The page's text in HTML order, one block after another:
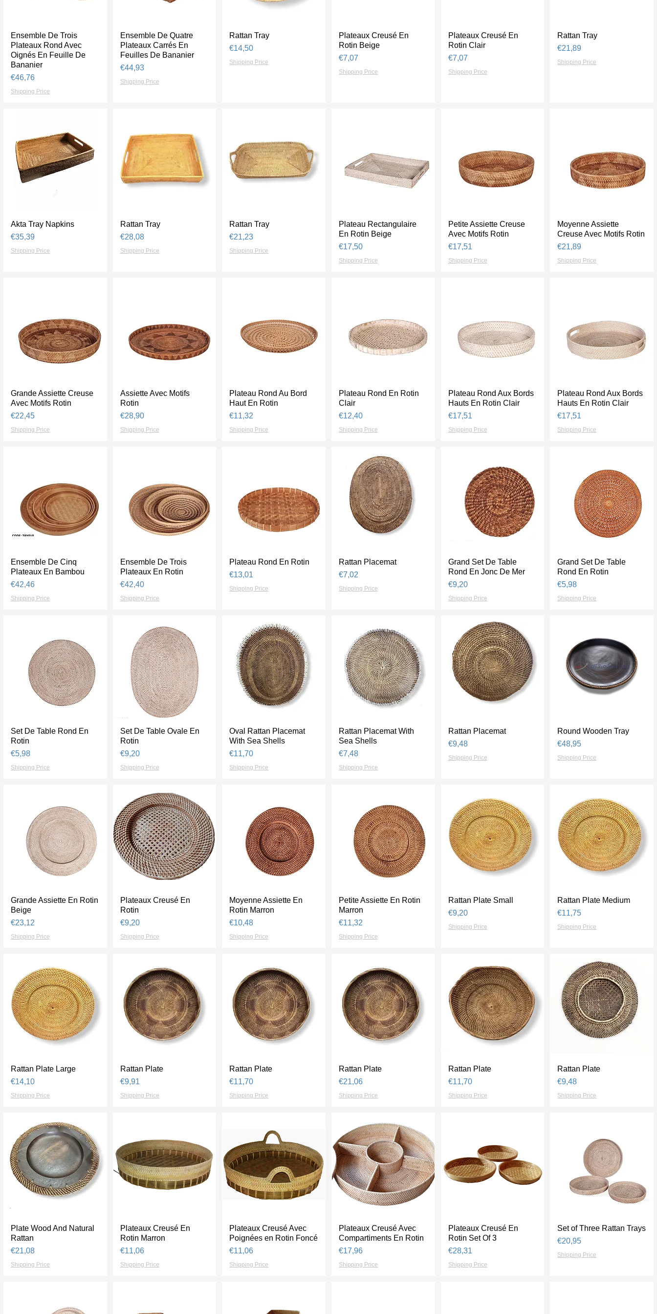
Tampilan Cepat
Ensemble De Trois
Plateaux Rond Avec
Oignés En Feuille De
Bananier
Harga
€46,76
Shipping Price
Tampilan Cepat
Ensemble De Quatre
Plateaux Carrés En
Feuilles De Bananier
Harga
€44,93
Shipping Price
Tampilan Cepat
Rattan Tray
Harga
€14,50
Shipping Price
Tampilan Cepat
Plateaux Creusé En
Rotin Beige
Harga
€7,07
Shipping Price
Tampilan Cepat
Plateaux Creusé En
Rotin Clair
Harga
€7,07
Shipping Price
Tampilan Cepat
Rattan Tray
Harga
€21,89
Shipping Price
Tampilan Cepat
Akta Tray Napkins
Harga
€35,39
Shipping Price
Tampilan Cepat
Rattan Tray
Harga
€28,08
Shipping Price
Tampilan Cepat
Rattan Tray
Harga
€21,23
Shipping Price
Tampilan Cepat
Plateau Rectangulaire
En Rotin Beige
Harga
€17,50
Shipping Price
Tampilan Cepat
Petite Assiette Creuse
Avec Motifs Rotin
Harga
€17,51
Shipping Price
Tampilan Cepat
Moyenne Assiette
Creuse Avec Motifs Rotin
Harga
€21,89
Shipping Price
Tampilan Cepat
Grande Assiette Creuse
Avec Motifs Rotin
Harga
€22,45
Shipping Price
Tampilan Cepat
Assiette Avec Motifs
Rotin
Harga
€28,90
Shipping Price
Tampilan Cepat
Plateau Rond Au Bord
Haut En Rotin
Harga
€11,32
Shipping Price
Tampilan Cepat
Plateau Rond En Rotin
Clair
Harga
€12,40
Shipping Price
Tampilan Cepat
Plateau Rond Aux Bords
Hauts En Rotin Clair
Harga
€17,51
Shipping Price
Tampilan Cepat
Plateau Rond Aux Bords
Hauts En Rotin Clair
Harga
€17,51
Shipping Price
Tampilan Cepat
Ensemble De Cinq
Plateaux En Bambou
Harga
€42,46
Shipping Price
Tampilan Cepat
Ensemble De Trois
Plateaux En Rotin
Harga
€42,40
Shipping Price
Tampilan Cepat
Plateau Rond En Rotin
Harga
€13,01
Shipping Price
Tampilan Cepat
Rattan Placemat
Harga
€7,02
Shipping Price
Tampilan Cepat
Grand Set De Table
Rond En Jonc De Mer
Harga
€9,20
Shipping Price
Tampilan Cepat
Grand Set De Table
Rond En Rotin
Harga
€5,98
Shipping Price
Tampilan Cepat
Set De Table Rond En
Rotin
Harga
€5,98
Shipping Price
Tampilan Cepat
Set De Table Ovale En
Rotin
Harga
€9,20
Shipping Price
Tampilan Cepat
Oval Rattan Placemat
With Sea Shells
Harga
€11,70
Shipping Price
Tampilan Cepat
Rattan Placemat With
Sea Shells
Harga
€7,48
Shipping Price
Tampilan Cepat
Rattan Placemat
Harga
€9,48
Shipping Price
Tampilan Cepat
Round Wooden Tray
Harga
€48,95
Shipping Price
Tampilan Cepat
Grande Assiette En Rotin
Beige
Harga
€23,12
Shipping Price
Tampilan Cepat
Plateaux Creusé En
Rotin
Harga
€9,20
Shipping Price
Tampilan Cepat
Moyenne Assiette En
Rotin Marron
Harga
€10,48
Shipping Price
Tampilan Cepat
Petite Assiette En Rotin
Marron
Harga
€11,32
Shipping Price
Tampilan Cepat
Rattan Plate Small
Harga
€9,20
Shipping Price
Tampilan Cepat
Rattan Plate Medium
Harga
€11,75
Shipping Price
Tampilan Cepat
Rattan Plate Large
Harga
€14,10
Shipping Price
Tampilan Cepat
Rattan Plate
Harga
€9,91
Shipping Price
Tampilan Cepat
Rattan Plate
Harga
€11,70
Shipping Price
Tampilan Cepat
Rattan Plate
Harga
€21,06
Shipping Price
Tampilan Cepat
Rattan Plate
Harga
€11,70
Shipping Price
Tampilan Cepat
Rattan Plate
Harga
€9,48
Shipping Price
Tampilan Cepat
Plate Wood And Natural
Rattan
Harga
€21,08
Shipping Price
Tampilan Cepat
Plateaux Creusé En
Rotin Marron
Harga
€11,06
Shipping Price
Tampilan Cepat
Plateaux Creusé Avec
Poignées en Rotin Foncé
Harga
€11,06
Shipping Price
Tampilan Cepat
Plateaux Creusé Avec
Compartiments En Rotin
Harga
€17,96
Shipping Price
Tampilan Cepat
Plateaux Creusé En
Rotin Set Of 3
Harga
€28,31
Shipping Price
Tampilan Cepat
Set of Three Rattan Trays
Harga
€20,95
Shipping Price